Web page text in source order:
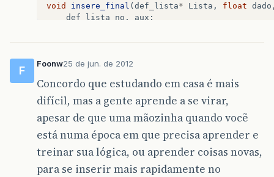
void insere_final (def_lista* Lista , float dado
def_lista
no , aux ;
*Lista = no
}
else{
= Lista
while (aux->prox != * Lista)
aux = aux->prox;
aux->prox = no;
}
F
Foonw25 de jun. de 2012
Concordo que estudando em casa é mais
difícil, mas a gente aprende a se virar,
apesar de que uma mãozinha quando vocẽ
está numa época em que precisa aprender e
treinar sua lógica, ou aprender coisas novas,
para se inserir mais rapidamente no